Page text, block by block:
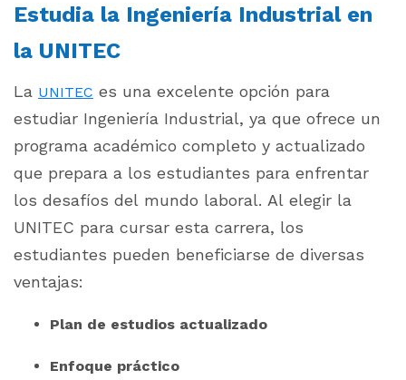
Estudia la Ingeniería Industrial en
la UNITEC
La UNITEC es una excelente opción para
estudiar Ingeniería Industrial, ya que ofrece un
programa académico completo y actualizado
que prepara a los estudiantes para enfrentar
los desafíos del mundo laboral. Al elegir la
UNITEC para cursar esta carrera, los
estudiantes pueden beneficiarse de diversas
ventajas:
Plan de estudios actualizado
Enfoque práctico